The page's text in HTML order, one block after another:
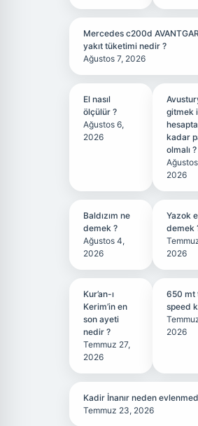
Mercedes c200d
yakıt tüketimi nedir ?
Ağustos 7, 2026
El nasıl
ölçülür ?
Ağustos 6,
2026
gitmek
kadar
olmalı ?
2026
Baldızım ne
demek ?
Ağustos 4,
2026
Yazok
demek
2026
Kur’an-ı
Kerim’in en
son ayeti
nedir ?
Temmuz 27,
2026
650 mt
speed
2026
Kadir İnanır neden
Temmuz 23, 2026